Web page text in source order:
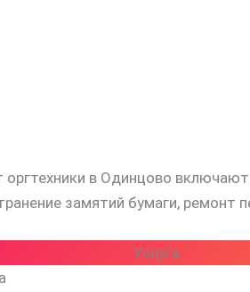
в Одинцово
замятий бумаги, ремонт
Услуга